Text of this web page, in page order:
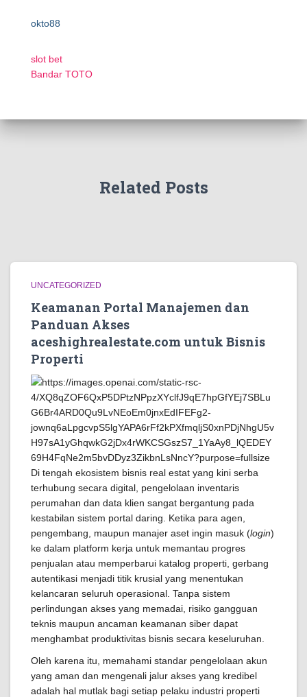
okto88
slot bet
Bandar TOTO
Related Posts
UNCATEGORIZED
Keamanan Portal Manajemen dan
Panduan Akses
aceshighrealestate.com untuk Bisnis
Properti
Di tengah ekosistem bisnis real estat yang kini serba
terhubung secara digital, pengelolaan inventaris
perumahan dan data klien sangat bergantung pada
kestabilan sistem portal daring. Ketika para agen,
pengembang, maupun manajer aset ingin masuk (login)
ke dalam platform kerja untuk memantau progres
penjualan atau memperbarui katalog properti, gerbang
autentikasi menjadi titik krusial yang menentukan
kelancaran seluruh operasional. Tanpa sistem
perlindungan akses yang memadai, risiko gangguan
teknis maupun ancaman keamanan siber dapat
menghambat produktivitas bisnis secara keseluruhan.
Oleh karena itu, memahami standar pengelolaan akun
yang aman dan mengenali jalur akses yang kredibel
adalah hal mutlak bagi setiap pelaku industri properti